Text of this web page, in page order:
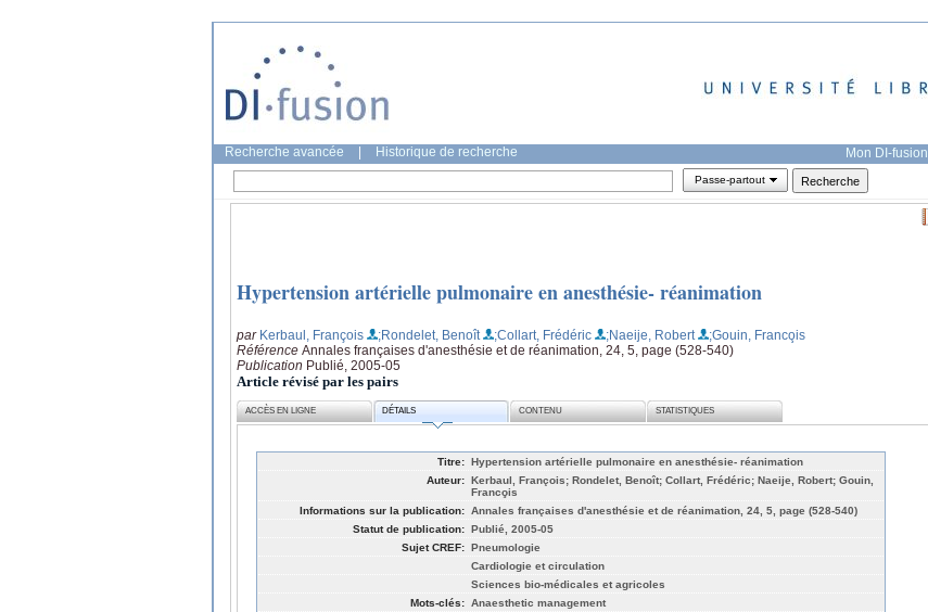
Recherche avancée Historique de recherche Mon DI-fusion
Passe-partout
Hypertension artérielle pulmonaire en anesthésie- réanimation
par Kerbaul, François ;Rondelet, Benoît ;Collart, Frédéric ;Naeije, Robert
;Gouin, Franco̧is
Référence Annales françaises d'anesthésie et de réanimation, 24, 5, page (528-540)
Publication Publié, 2005-05
Article révisé par les pairs
ACCÈS EN LIGNE DÉTAILS CONTENU STATISTIQUES
Titre: Hypertension artérielle pulmonaire en anesthésie- réanimation
Auteur: Kerbaul, François; Rondelet, Benoît; Collart, Frédéric; Naeije, Robert; Gouin,
Franco̧is
Informations sur la publication: Annales françaises d'anesthésie et de réanimation, 24, 5, page (528-540)
Statut de publication: Publié, 2005-05
Sujet CREF: Pneumologie
Cardiologie et circulation
Sciences bio-médicales et agricoles
Mots-clés: Anaesthetic management